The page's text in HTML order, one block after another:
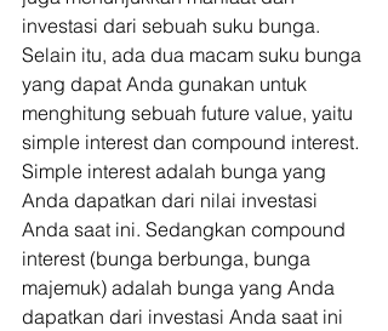
investasi dari sebuah suku bunga.
Selain itu, ada dua macam suku bunga
yang dapat Anda gunakan untuk
menghitung sebuah future value, yaitu
simple interest dan compound interest.
Simple interest adalah bunga yang
Anda dapatkan dari nilai investasi
Anda saat ini. Sedangkan compound
interest (bunga berbunga, bunga
majemuk) adalah bunga yang Anda
dapatkan dari investasi Anda saat ini